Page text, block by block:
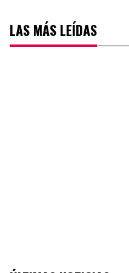
LAS MÁS LEÍDAS